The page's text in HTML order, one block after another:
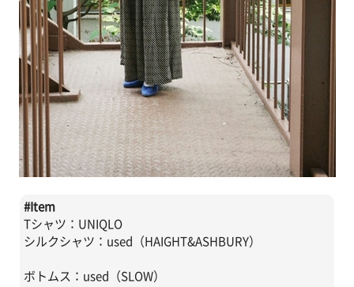
#Item
Tシャツ：UNIQLO
シルクシャツ：used（HAIGHT&ASHBURY）
ボトムス：used（SLOW）